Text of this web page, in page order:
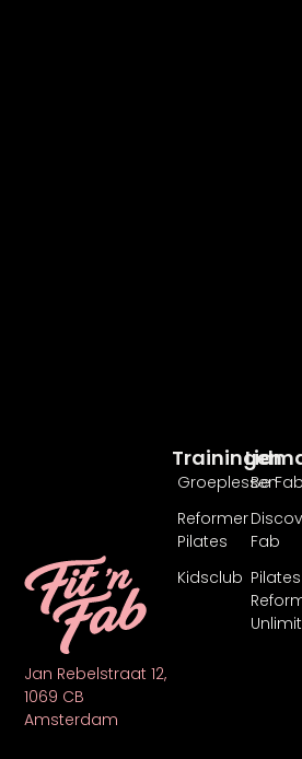
Jan Rebelstraat 12,
1069 CB
Amsterdam
Be Fab
Fab
Pilates
Trainingen
Groeplessen
Reformer
Pilates
Kidsclub